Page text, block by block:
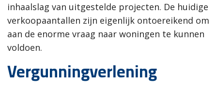
inhaalslag van uitgestelde projecten. De huidige
verkoopaantallen zijn eigenlijk ontoereikend om
aan de enorme vraag naar woningen te kunnen
voldoen.
Vergunningverlening